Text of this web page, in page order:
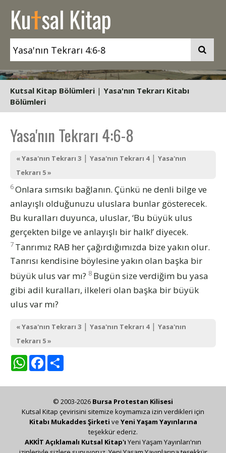
Kutsal Kitap
Kutsal Kitap Bölümleri | Yasa'nın Tekrarı Kitabı
Bölümleri
Yasa'nın Tekrarı 4:6-8
« Yasa'nın Tekrarı 3 | Yasa'nın Tekrarı 4| Yasa'nın
Tekrarı 5 »
6Onlara sımsıkı bağlanın. Çünkü ne denli bilge ve
anlayışlı olduğunuzu uluslara bunlar gösterecek.
Bu kuralları duyunca, uluslar, ‘Bu büyük ulus
gerçekten bilge ve anlayışlı bir halk!’ diyecek.
7 Tanrımız RAB her çağırdığımızda bize yakın olur.
Tanrısı kendisine böylesine yakın olan başka bir
büyük ulus var mı? 8 Bugün size verdiğim bu yasa
gibi adil kuralları, ilkeleri olan başka bir büyük
ulus var mı?
« Yasa'nın Tekrarı 3 | Yasa'nın Tekrarı 4| Yasa'nın
Tekrarı 5 »
WhatsAppFacebook
© 2003-2026 Bursa Protestan Kilisesi
Kutsal Kitap çevirisini sitemize koymamıza izin verdikleri için
Kitabı Mukaddes Şirketi ve Yeni Yaşam Yayınlarına
teşekkür ederiz.
AKKİT Açıklamalı Kutsal Kitap'ı Yeni Yaşam Yayınları'nın